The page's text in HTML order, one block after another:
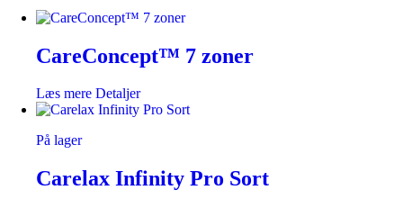
CareConcept™ 7 zoner
Læs mere Detaljer
På lager
Carelax Infinity Pro Sort